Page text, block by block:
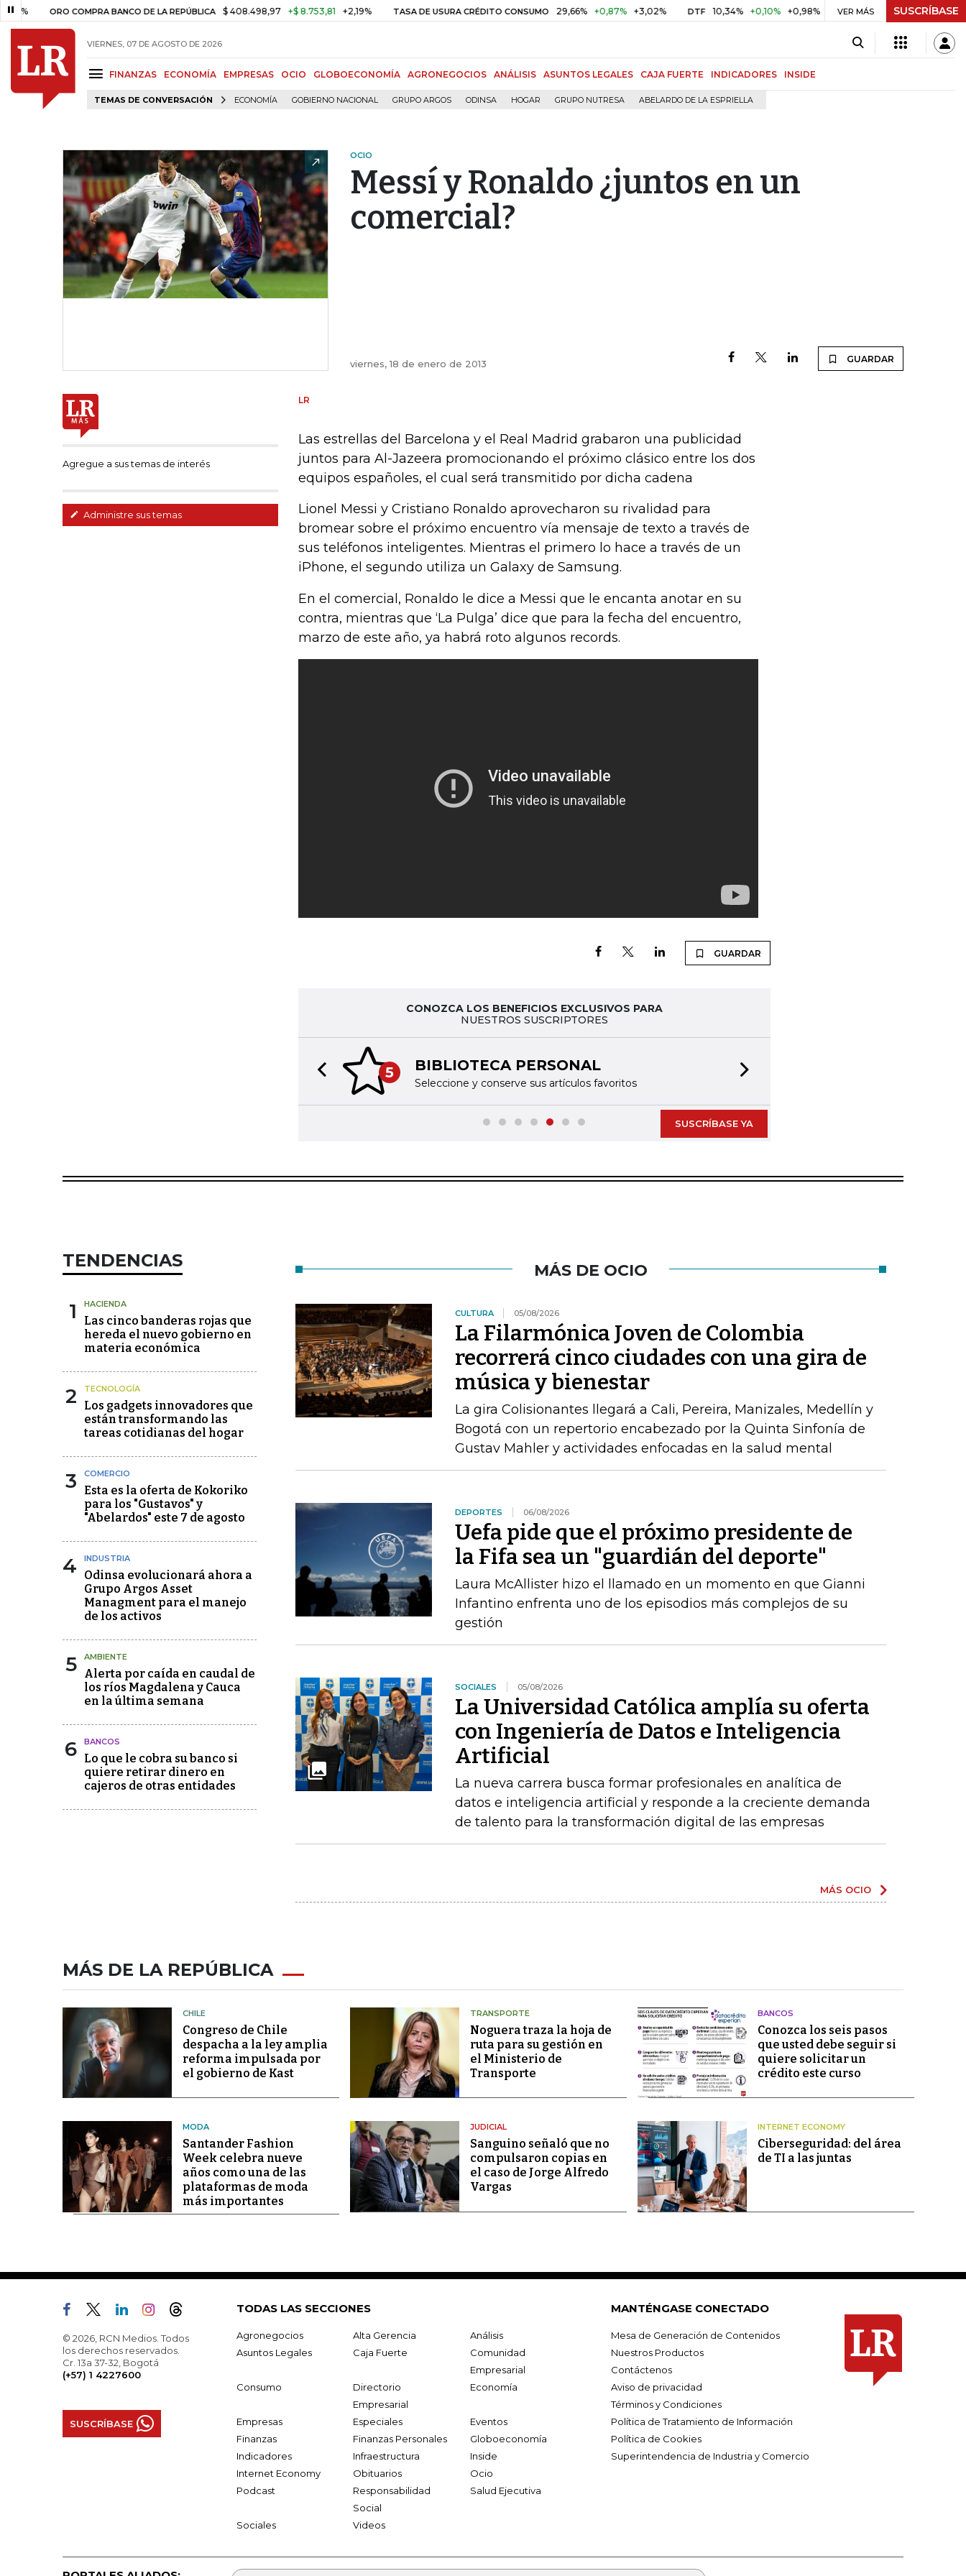
ORO COMPRA BANCO DE LA REPÚBLICA $ 408.498,97 +$ 8.753,81 +2,19% TASA DE USURA CRÉDITO CONSUMO 29,66% +0,87% +3,02% DTF 10,34% +0,10% +0,98% UVR $ 416,91 +$ 0,05 +0,01%
VER MÁS SUSCRÍBASE
VIERNES, 07 DE AGOSTO DE 2026
FINANZAS ECONOMÍA EMPRESAS OCIO GLOBOECONOMÍA AGRONEGOCIOS ANÁLISIS ASUNTOS LEGALES CAJA FUERTE INDICADORES INSIDE
TEMAS DE CONVERSACIÓN ECONOMÍA GOBIERNO NACIONAL GRUPO ARGOS ODINSA HOGAR GRUPO NUTRESA ABELARDO DE LA ESPRIELLA
OCIO
Messí y Ronaldo ¿juntos en un
comercial?
viernes, 18 de enero de 2013 GUARDAR
Agregue a sus temas de interés
Administre sus temas
LR
Las estrellas del Barcelona y el Real Madrid grabaron una publicidad
juntos para Al-Jazeera promocionando el próximo clásico entre los dos
equipos españoles, el cual será transmitido por dicha cadena
Lionel Messi y Cristiano Ronaldo aprovecharon su rivalidad para
bromear sobre el próximo encuentro vía mensaje de texto a través de
sus teléfonos inteligentes. Mientras el primero lo hace a través de un
iPhone, el segundo utiliza un Galaxy de Samsung.
En el comercial, Ronaldo le dice a Messi que le encanta anotar en su
contra, mientras que ‘La Pulga’ dice que para la fecha del encuentro,
marzo de este año, ya habrá roto algunos records.
GUARDAR
CONOZCA LOS BENEFICIOS EXCLUSIVOS PARA
NUESTROS SUSCRIPTORES
5 BIBLIOTECA PERSONAL
Seleccione y conserve sus artículos favoritos
Previous slide
SUSCRÍBASE YA
TENDENCIAS
1 HACIENDA
Las cinco banderas rojas que
hereda el nuevo gobierno en
materia económica
2 TECNOLOGÍA
Los gadgets innovadores que
están transformando las
tareas cotidianas del hogar
3 COMERCIO
Esta es la oferta de Kokoriko
para los "Gustavos" y
"Abelardos" este 7 de agosto
4 INDUSTRIA
Odinsa evolucionará ahora a
Grupo Argos Asset
Managment para el manejo
de los activos
5 AMBIENTE
Alerta por caída en caudal de
los ríos Magdalena y Cauca
en la última semana
6 BANCOS
Lo que le cobra su banco si
quiere retirar dinero en
cajeros de otras entidades
MÁS DE OCIO
CULTURA 05/08/2026
La Filarmónica Joven de Colombia
recorrerá cinco ciudades con una gira de
música y bienestar
La gira Colisionantes llegará a Cali, Pereira, Manizales, Medellín y
Bogotá con un repertorio encabezado por la Quinta Sinfonía de
Gustav Mahler y actividades enfocadas en la salud mental
DEPORTES 06/08/2026
Uefa pide que el próximo presidente de
la Fifa sea un "guardián del deporte"
Laura McAllister hizo el llamado en un momento en que Gianni
Infantino enfrenta uno de los episodios más complejos de su
gestión
SOCIALES 05/08/2026
La Universidad Católica amplía su oferta
con Ingeniería de Datos e Inteligencia
Artificial
La nueva carrera busca formar profesionales en analítica de
datos e inteligencia artificial y responde a la creciente demanda
de talento para la transformación digital de las empresas
MÁS OCIO
MÁS DE LA REPÚBLICA
CHILE
Congreso de Chile
despacha a la ley amplia
reforma impulsada por
el gobierno de Kast
TRANSPORTE
Noguera traza la hoja de
ruta para su gestión en
el Ministerio de
Transporte
BANCOS
Conozca los seis pasos
que usted debe seguir si
quiere solicitar un
crédito este curso
MODA
Santander Fashion
Week celebra nueve
años como una de las
plataformas de moda
más importantes
JUDICIAL
Sanguino señaló que no
compulsaron copias en
el caso de Jorge Alfredo
Vargas
INTERNET ECONOMY
Ciberseguridad: del área
de TI a las juntas
© 2026, RCN Medios. Todos
los derechos reservados.
Cr. 13a 37-32, Bogotá
(+57) 1 4227600
SUSCRÍBASE
TODAS LAS SECCIONES
Agronegocios Alta Gerencia
Análisis
Asuntos Legales
Caja Fuerte
Comunidad
Empresarial
Consumo
Directorio
Empresarial
Economía
Empresas Especiales
Eventos
Finanzas
Finanzas Personales
Globoeconomía
Indicadores
Infraestructura
Inside
Internet Economy
Obituarios
Ocio
Podcast
Responsabilidad
Social
Salud Ejecutiva
Sociales Videos
MANTÉNGASE CONECTADO
Mesa de Generación de Contenidos
Nuestros Productos
Contáctenos
Aviso de privacidad
Términos y Condiciones
Política de Tratamiento de Información
Política de Cookies
Superintendencia de Industria y Comercio